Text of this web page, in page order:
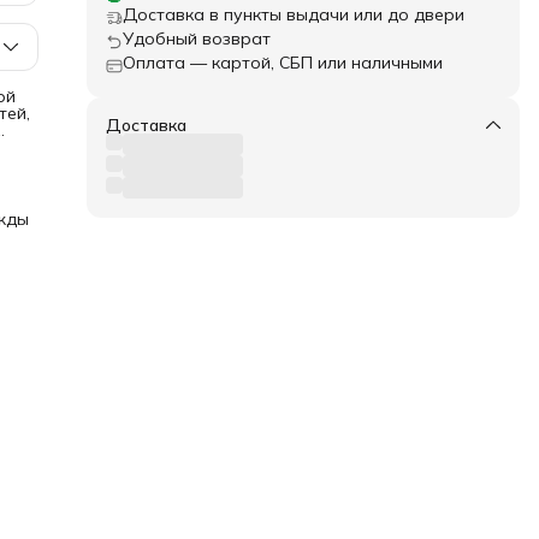
а
и
Доставка в пункты выдачи или до двери
Удобный возврат
Оплата — картой, СБП или наличными
Доставка